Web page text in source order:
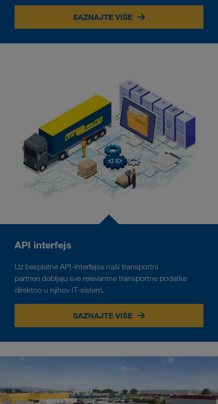
SAZNAJTE VIŠE
API interfejs
Uz besplatne API-interfejse naši transportni
partneri dobijaju sve relevantne transportne podatke
direktno u njihov IT-sistem.
SAZNAJTE VIŠE